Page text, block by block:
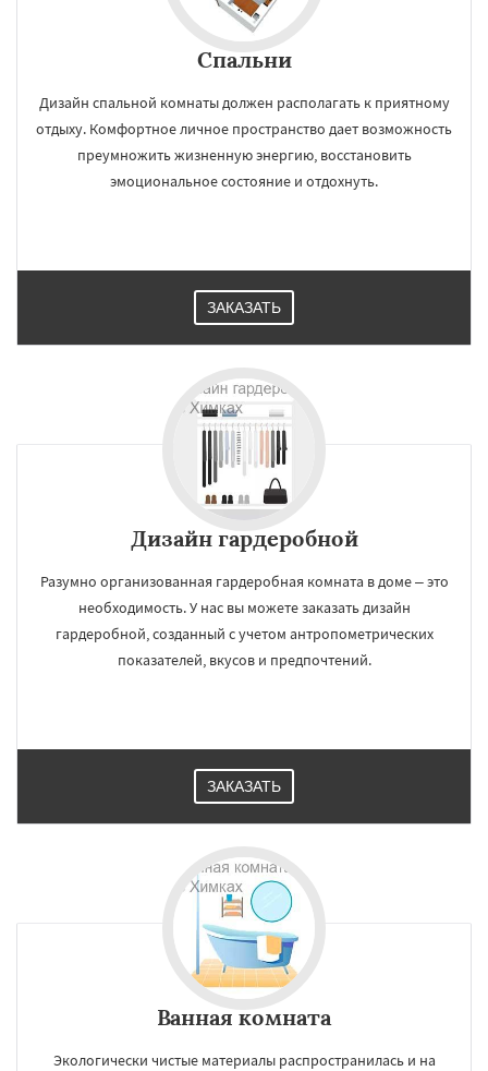
Спальни
Дизайн спальной комнаты должен располагать к приятному
отдыху. Комфортное личное пространство дает возможность
преумножить жизненную энергию, восстановить
эмоциональное состояние и отдохнуть.
ЗАКАЗАТЬ
Дизайн гардеробной
Разумно организованная гардеробная комната в доме – это
необходимость. У нас вы можете заказать дизайн
гардеробной, созданный с учетом антропометрических
показателей, вкусов и предпочтений.
ЗАКАЗАТЬ
Ванная комната
Экологически чистые материалы распространилась и на